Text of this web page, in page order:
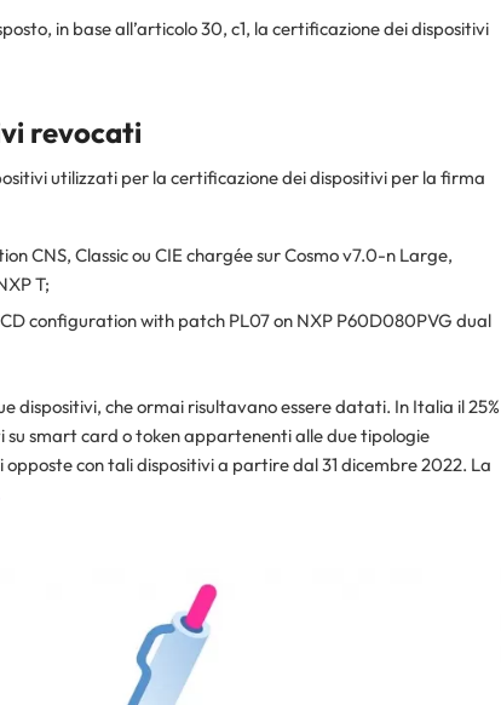
in base all’articolo 30, c1, la certificazione dei dispositivi
revocati
utilizzati per la certificazione dei dispositivi per la firma
CNS, Classic ou CIE chargée sur Cosmo v7.0-n Large,
T;
configuration with patch PL07 on NXP P60D080PVG dual
che ormai risultavano essere datati. In Italia il 25%
su smart card o token appartenenti alle due tipologie
con tali dispositivi a partire dal 31 dicembre 2022. La